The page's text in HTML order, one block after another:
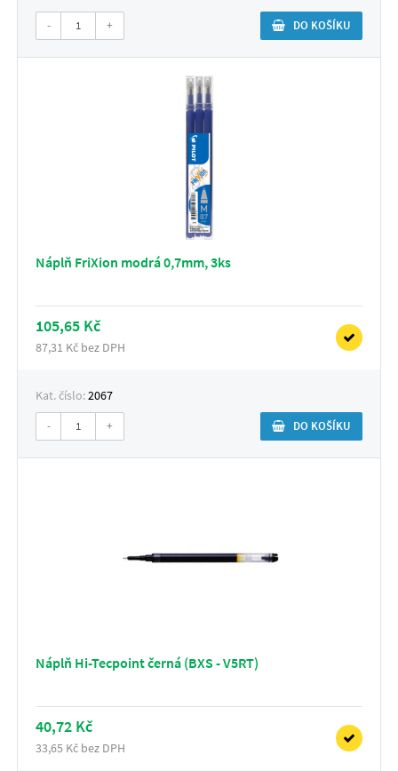
- + DO KOŠÍKU
Náplň FriXion modrá 0,7mm, 3ks
105,65 Kč
87,31 Kč bez DPH
Kat. číslo:2067
- + DO KOŠÍKU
Náplň Hi-Tecpoint černá (BXS - V5RT)
40,72 Kč
33,65 Kč bez DPH